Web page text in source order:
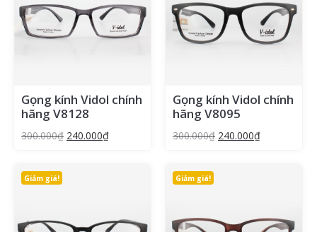
Gọng kính Vidol chính
hãng V8128
300.000₫ 240.000₫
Gọng kính Vidol chính
hãng V8095
300.000₫ 240.000₫
Giảm giá! Giảm giá!